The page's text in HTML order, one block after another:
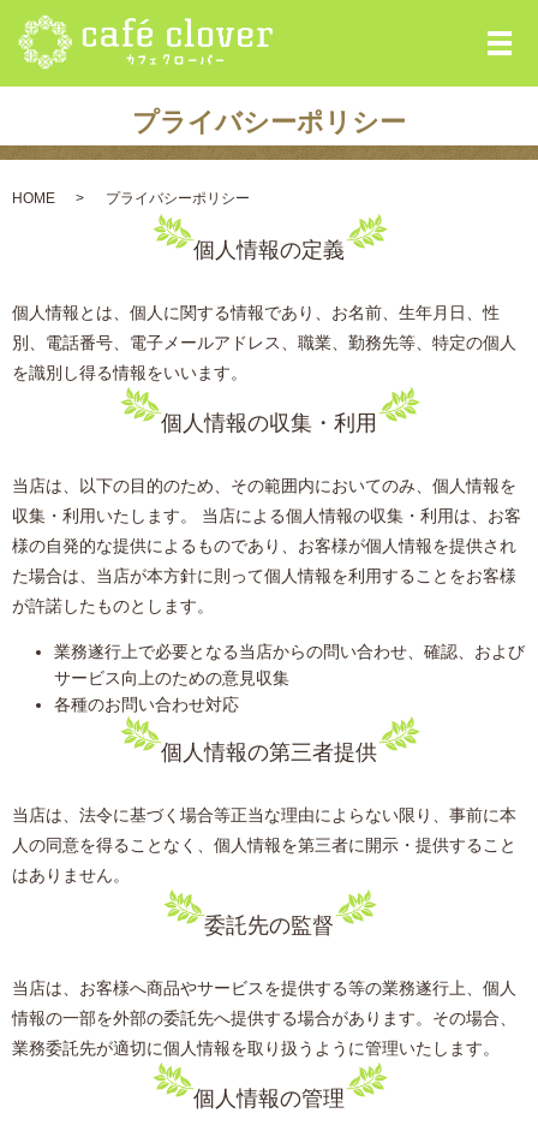
メ
プライバシーポリシー
HOME プライバシーポリシー
個人情報の定義
個人情報とは、個人に関する情報であり、お名前、生年月日、性
別、電話番号、電子メールアドレス、職業、勤務先等、特定の個人
を識別し得る情報をいいます。
個人情報の収集・利用
当店は、以下の目的のため、その範囲内においてのみ、個人情報を
収集・利用いたします。 当店による個人情報の収集・利用は、お客
様の自発的な提供によるものであり、お客様が個人情報を提供され
た場合は、当店が本方針に則って個人情報を利用することをお客様
が許諾したものとします。
業務遂行上で必要となる当店からの問い合わせ、確認、および
サービス向上のための意見収集
各種のお問い合わせ対応
個人情報の第三者提供
当店は、法令に基づく場合等正当な理由によらない限り、事前に本
人の同意を得ることなく、個人情報を第三者に開示・提供すること
はありません。
委託先の監督
当店は、お客様へ商品やサービスを提供する等の業務遂行上、個人
情報の一部を外部の委託先へ提供する場合があります。その場合、
業務委託先が適切に個人情報を取り扱うように管理いたします。
個人情報の管理